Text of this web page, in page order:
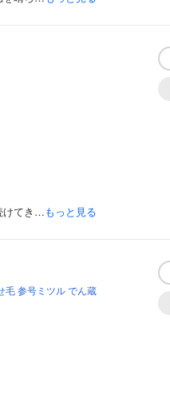
けてき…もっと見る
毛 参号ミツル でん蔵